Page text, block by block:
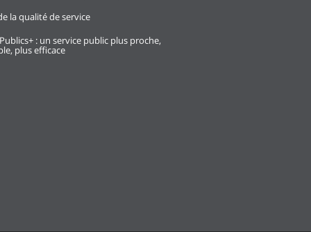
la qualité de service
: un service public plus proche,
plus efficace